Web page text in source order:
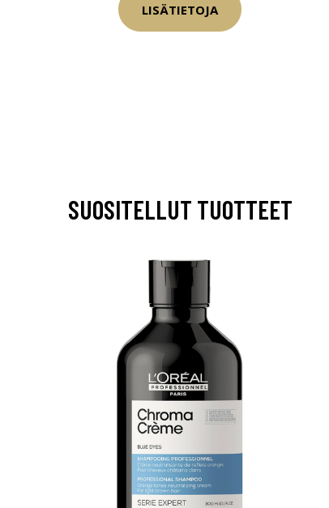
LISÄTIETOJA
SUOSITELLUT TUOTTEET